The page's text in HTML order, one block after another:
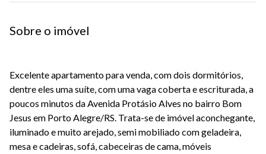
Sobre o imóvel
Excelente apartamento para venda, com dois dormitórios,
dentre eles uma suíte, com uma vaga coberta e escriturada, a
poucos minutos da Avenida Protásio Alves no bairro Bom
Jesus em Porto Alegre/RS. Trata-se de imóvel aconchegante,
iluminado e muito arejado, semi mobiliado com geladeira,
mesa e cadeiras, sofá, cabeceiras de cama, móveis